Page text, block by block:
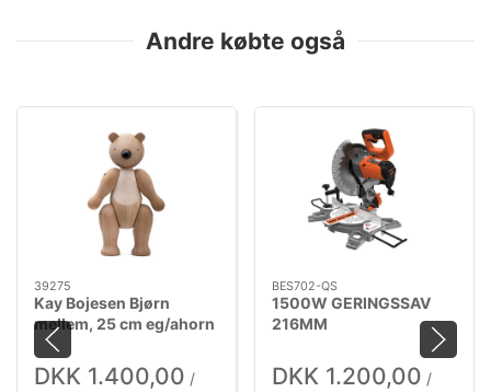
Andre købte også
39275
Kay Bojesen Bjørn
mellem, 25 cm eg/ahorn
DKK 1.400,00 /
BES702-QS
1500W GERINGSSAV
216MM
DKK 1.200,00 /